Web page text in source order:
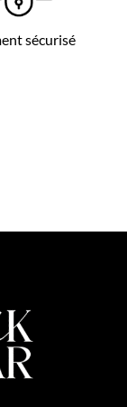
sécurisé